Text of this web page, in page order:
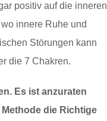
positiv auf die inneren
innere Ruhe und
Störungen kann
die 7 Chakren.
Es ist anzuraten
die Richtige